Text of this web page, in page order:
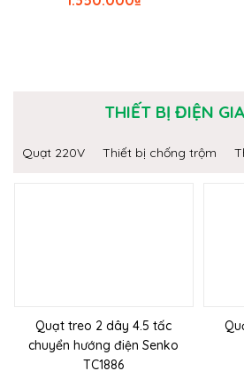
THIẾT BỊ ĐIỆN
Quạt 220V Thiết bị chống trộm
Quạt treo 2 dây 4.5 tấc
chuyển hướng điện Senko
TC1886